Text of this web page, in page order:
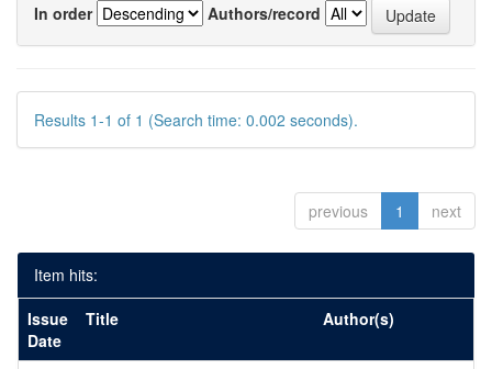
In order
Authors/record
Results 1-1 of 1 (Search time: 0.002 seconds).
previous 1 next
Item hits:
Issue
Date
Title Author(s)